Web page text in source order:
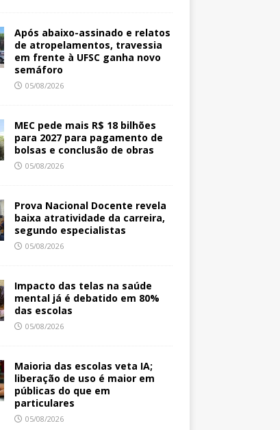
Após abaixo-assinado e relatos
de atropelamentos, travessia
em frente à UFSC ganha novo
semáforo
05/08/2026
MEC pede mais R$ 18 bilhões
para 2027 para pagamento de
bolsas e conclusão de obras
05/08/2026
Prova Nacional Docente revela
baixa atratividade da carreira,
segundo especialistas
05/08/2026
Impacto das telas na saúde
mental já é debatido em 80%
das escolas
05/08/2026
Maioria das escolas veta IA;
liberação de uso é maior em
públicas do que em
particulares
05/08/2026